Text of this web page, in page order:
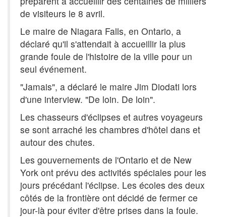
de visiteurs le 8 avril.
Le maire de Niagara Falls, en Ontario, a
déclaré qu'il s'attendait à accueillir la plus
grande foule de l'histoire de la ville pour un
seul événement.
"Jamais", a déclaré le maire Jim Diodati lors
d'une interview. "De loin. De loin".
Les chasseurs d'éclipses et autres voyageurs
se sont arraché les chambres d'hôtel dans et
autour des chutes.
Les gouvernements de l'Ontario et de New
York ont prévu des activités spéciales pour les
jours précédant l'éclipse. Les écoles des deux
côtés de la frontière ont décidé de fermer ce
jour-là pour éviter d'être prises dans la foule.